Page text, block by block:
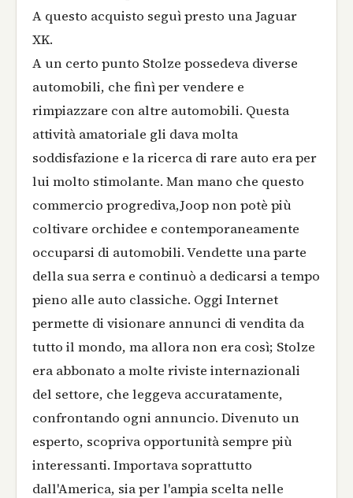
A questo acquisto seguì presto una Jaguar
XK.
A un certo punto Stolze possedeva diverse
automobili, che finì per vendere e
rimpiazzare con altre automobili. Questa
attività amatoriale gli dava molta
soddisfazione e la ricerca di rare auto era per
lui molto stimolante. Man mano che questo
commercio progrediva,Joop non potè più
coltivare orchidee e contemporaneamente
occuparsi di automobili. Vendette una parte
della sua serra e continuò a dedicarsi a tempo
pieno alle auto classiche. Oggi Internet
permette di visionare annunci di vendita da
tutto il mondo, ma allora non era così; Stolze
era abbonato a molte riviste internazionali
del settore, che leggeva accuratamente,
confrontando ogni annuncio. Divenuto un
esperto, scopriva opportunità sempre più
interessanti. Importava soprattutto
dall'America, sia per l'ampia scelta nelle